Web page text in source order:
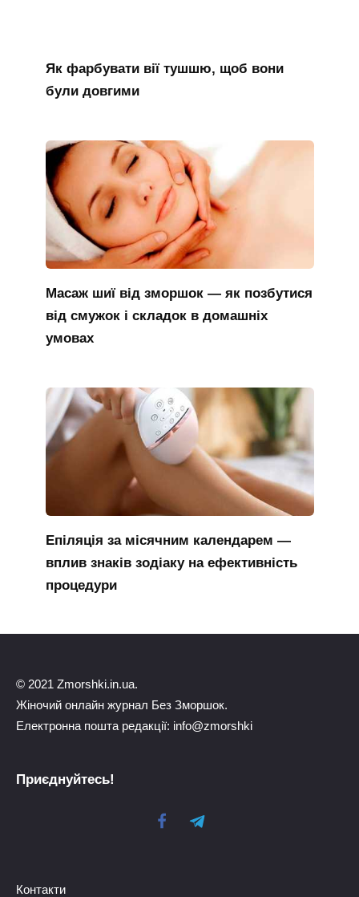
Як фарбувати вії тушшю, щоб вони
були довгими
Масаж шиї від зморшок — як позбутися
від смужок і складок в домашніх
умовах
Епіляція за місячним календарем —
вплив знаків зодіаку на ефективність
процедури
© 2021 Zmorshki.in.ua.
Жіночий онлайн журнал Без Зморшок.
Електронна пошта редакції: info@zmorshki
Приєднуйтесь!
Контакти